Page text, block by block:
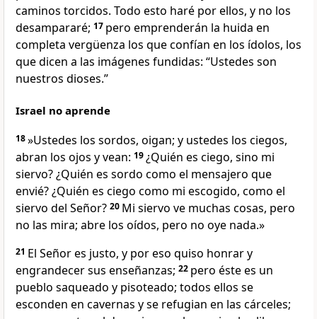
caminos torcidos. Todo esto haré por ellos, y no los
desampararé; 17 pero emprenderán la huida en
completa vergüenza los que confían en los ídolos, los
que dicen a las imágenes fundidas: “Ustedes son
nuestros dioses.”
Israel no aprende
18»Ustedes los sordos, oigan; y ustedes los ciegos,
abran los ojos y vean: 19¿Quién es ciego, sino mi
siervo? ¿Quién es sordo como el mensajero que
envié? ¿Quién es ciego como mi escogido, como el
siervo del Señor? 20 Mi siervo ve muchas cosas, pero
no las mira; abre los oídos, pero no oye nada.»
21 El Señor es justo, y por eso quiso honrar y
engrandecer sus enseñanzas; 22 pero éste es un
pueblo saqueado y pisoteado; todos ellos se
esconden en cavernas y se refugian en las cárceles;